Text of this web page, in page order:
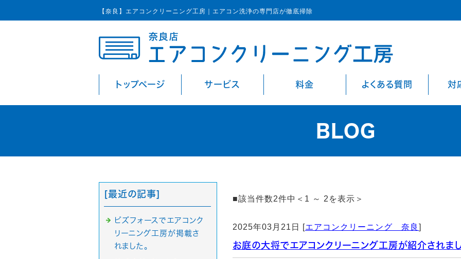
【奈良】エアコンクリーニング工房｜エアコン洗浄の専門店が徹底掃除
トップページ サービス 料金 よくある質問 対
BLOG
■該当件数2件中＜1 ～ 2を表示＞
2025年03月21日 [エアコンクリーニング 奈良 ]
お庭の大将でエアコンクリーニング工房が紹介されまし
[最近の記事]
ビズフォースでエアコンク
リーニング工房が掲載さ
れました。